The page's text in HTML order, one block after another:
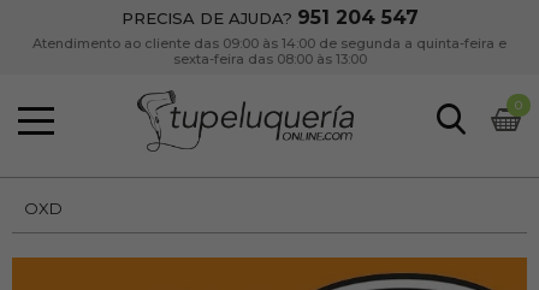
PRECISA DE AJUDA? 951 204 547
Atendimento ao cliente das 09:00 às 14:00 de segunda a quinta-feira e
sexta-feira das 08:00 às 13:00
0
OXD